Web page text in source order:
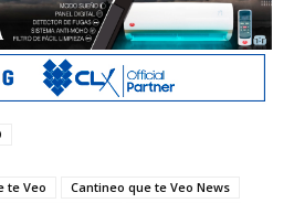
te Veo
Cantineo que te Veo News